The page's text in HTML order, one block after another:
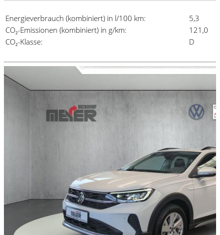
Energieverbrauch (kombiniert) in l/100 km:
5,3
CO₂-Emissionen (kombiniert) in g/km:
121,0
CO₂-Klasse:
D